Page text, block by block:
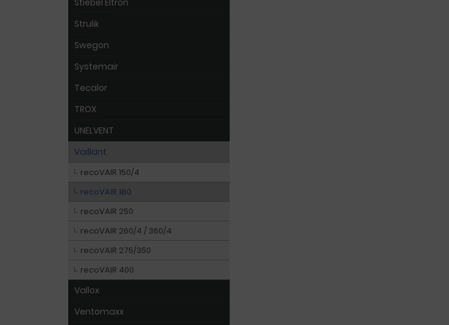
Stiebel Eltron
Strulik
Swegon
Systemair
Tecalor
TROX
UNELVENT
Vaillant
recoVAIR 150/4
recoVAIR 180
recoVAIR 250
recoVAIR 260/4 / 360/4
recoVAIR 275/350
recoVAIR 400
Vallox
Ventomaxx